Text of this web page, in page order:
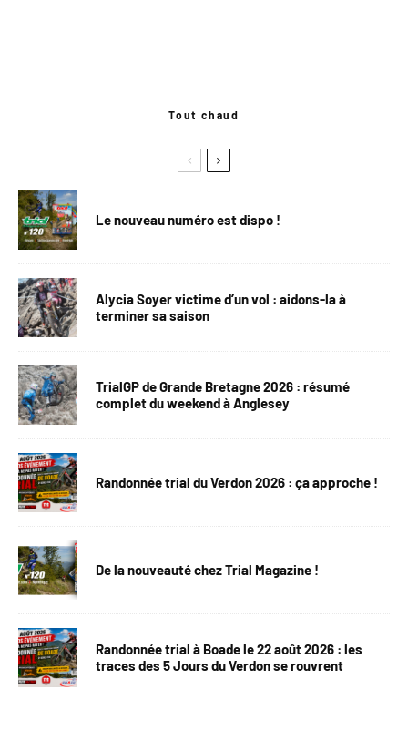
Tout chaud
Le nouveau numéro est dispo !
Alycia Soyer victime d’un vol : aidons-la à
terminer sa saison
TrialGP de Grande Bretagne 2026 : résumé
complet du weekend à Anglesey
Randonnée trial du Verdon 2026 : ça approche !
De la nouveauté chez Trial Magazine !
Randonnée trial à Boade le 22 août 2026 : les
traces des 5 Jours du Verdon se rouvrent